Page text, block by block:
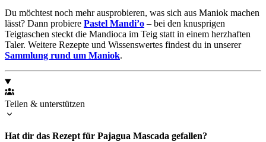
Du möchtest noch mehr ausprobieren, was sich aus Maniok machen
lässt? Dann probiere Pastel Mandi’o – bei den knusprigen
Teigtaschen steckt die Mandioca im Teig statt in einem herzhaften
Taler. Weitere Rezepte und Wissenswertes findest du in unserer
Sammlung rund um Maniok.
Teilen & unterstützen
Hat dir das Rezept für Pajagua Mascada gefallen?